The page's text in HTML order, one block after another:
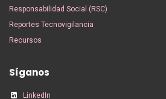
Responsabilidad Social (RSC)
Reportes Tecnovigilancia
Recursos
Síganos
LinkedIn